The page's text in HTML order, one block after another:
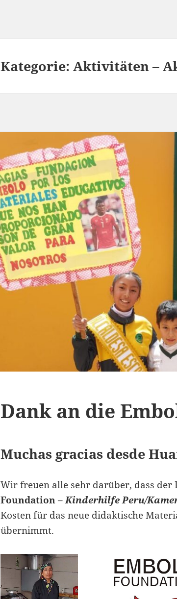
Kategorie:Aktivitäten –
Dank an die
Muchas gracias desde
Wir freuen alle sehr darüber, dass
Foundation–Kinderhilfe Peru/
Kosten für das neue didaktische
übernimmt.